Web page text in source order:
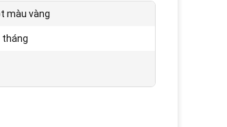
màu vàng
tháng